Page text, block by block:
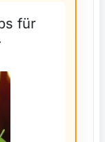
für